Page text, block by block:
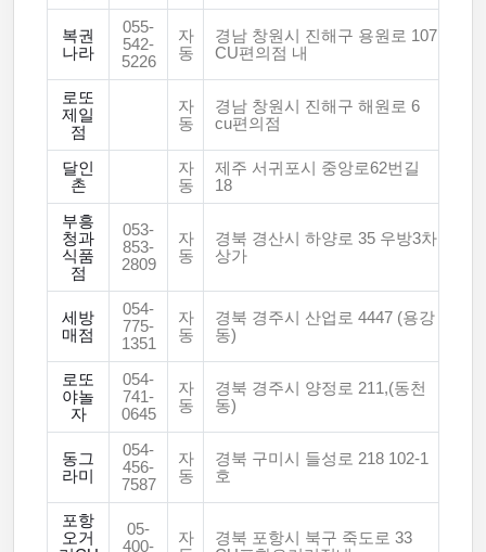
복권
나라
055-
542-
5226
자
동
경남 창원시 진해구 용원로 107
CU편의점 내
로또
제일
점
자
동
경남 창원시 진해구 해원로 6
cu편의점
달인
촌
자
동
제주 서귀포시 중앙로62번길
18
부흥
청과
식품
점
053-
853-
2809
자
동
경북 경산시 하양로 35 우방3차
상가
세방
매점
054-
775-
1351
자
동
경북 경주시 산업로 4447 (용강
동)
로또
야놀
자
054-
741-
0645
자
동
경북 경주시 양정로 211,(동천
동)
동그
라미
054-
456-
7587
자
동
경북 구미시 들성로 218 102-1
호
포항
오거
05-
400-
자
경북 포항시 북구 죽도로 33